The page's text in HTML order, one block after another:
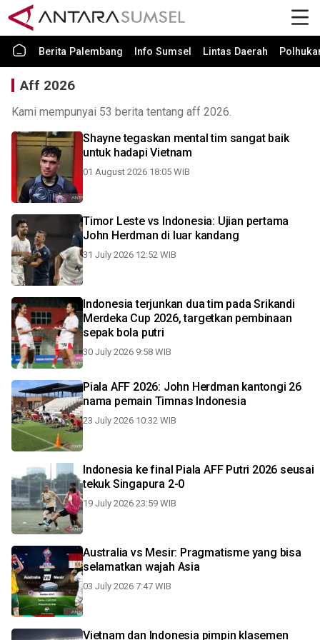
Berita Palembang Info Sumsel Lintas Daerah
Aff 2026
Kami mempunyai 53 berita tentang aff 2026.
Shayne tegaskan mental tim sangat baik
untuk hadapi Vietnam
01 August 2026 18:05 WIB
Timor Leste vs Indonesia: Ujian pertama
John Herdman di luar kandang
31 July 2026 12:52 WIB
Indonesia terjunkan dua tim pada Srikandi
Merdeka Cup 2026, targetkan pembinaan
sepak bola putri
30 July 2026 9:58 WIB
Piala AFF 2026: John Herdman kantongi 26
nama pemain Timnas Indonesia
23 July 2026 10:32 WIB
Indonesia ke final Piala AFF Putri 2026 seusai
tekuk Singapura 2-0
19 July 2026 23:59 WIB
Australia vs Mesir: Pragmatisme yang bisa
selamatkan wajah Asia
03 July 2026 7:47 WIB
Vietnam dan Indonesia pimpin klasemen